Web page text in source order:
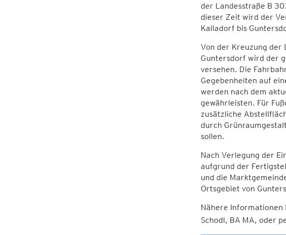
der Landesstraße B
dieser Zeit wird der
Kalladorf bis
Von der Kreuzung der
Guntersdorf wird der
versehen. Die
Gegebenheiten auf
werden nach dem
gewährleisten. Für
zusätzliche
durch
sollen.
Nach Verlegung der
aufgrund der
und die
Ortsgebiet von
Nähere
Schodl, BA MA, oder